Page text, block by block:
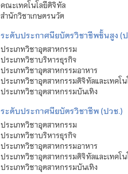
คณะเทคโนโลยีดิจิทัล
สำนักวิชาเกษตรนวัต
ระดับประกาศนียบัตรวิชาชีพชั้นสูง (
ประเภทวิชาอุตสาหกรรม
ประเภทวิชาบริหารธุรกิจ
ประเภทวิชาอุตสาหกรรมอาหาร
ประเภทวิชาอุตสาหกรรมดิจิทัลและเทคโน
ประเภทวิชาอุตสาหกรรมบันเทิง
ระดับประกาศนียบัตรวิชาชีพ (ปวช.)
ประเภทวิชาอุตสาหกรรม
ประเภทวิชาบริหารธุรกิจ
ประเภทวิชาอุตสาหกรรมอาหาร
ประเภทวิชาอุตสาหกรรมดิจิทัลและเทคโน
ประเภทวิชาอุตสาหกรรมบันเทิง